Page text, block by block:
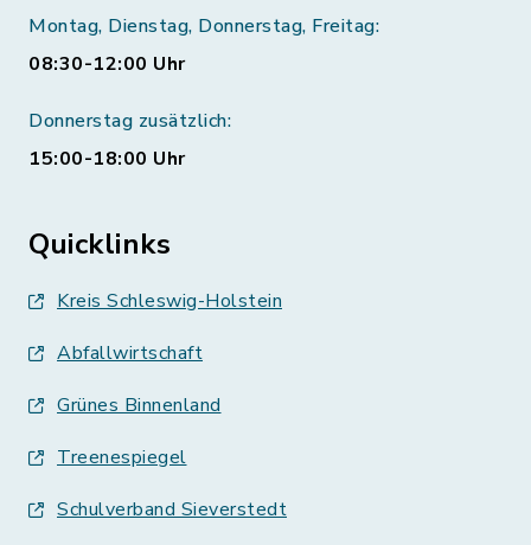
Montag, Dienstag, Donnerstag, Freitag:
08:30-12:00 Uhr
Donnerstag zusätzlich:
15:00-18:00 Uhr
Quicklinks
Kreis Schleswig-Holstein
Abfallwirtschaft
Grünes Binnenland
Treenespiegel
Schulverband Sieverstedt